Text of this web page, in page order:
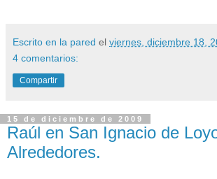
Escrito en la pared el viernes, diciembre 18,
4 comentarios:
Compartir
15 de diciembre de 2009
Raúl en San Ignacio de
Alrededores.